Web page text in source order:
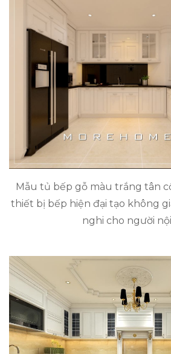
Mẫu tủ bếp gỗ màu trắng tân
thiết bị bếp hiện đại tạo không
nghi cho người